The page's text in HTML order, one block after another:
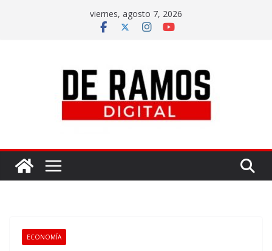
viernes, agosto 7, 2026
ECONOMÍA